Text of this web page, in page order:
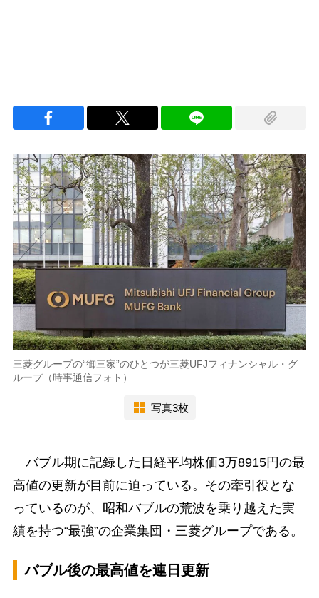
三菱グループの“御三家”のひとつが三菱UFJフィナンシャル・グ
ループ（時事通信フォト）
写真3枚
バブル期に記録した日経平均株価3万8915円の最
高値の更新が目前に迫っている。その牽引役とな
っているのが、昭和バブルの荒波を乗り越えた実
績を持つ“最強”の企業集団・三菱グループである。
バブル後の最高値を連日更新